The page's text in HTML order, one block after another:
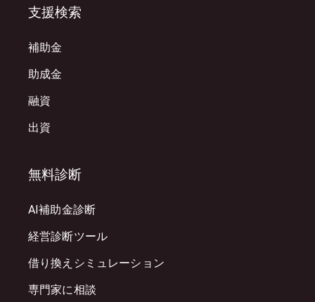
支援検索
補助金
助成金
融資
出資
無料診断
AI補助金診断
経営診断ツール
借り換えシミュレーション
専門家に相談